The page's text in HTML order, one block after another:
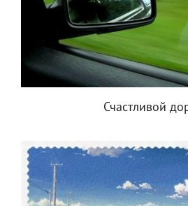
Счастливой